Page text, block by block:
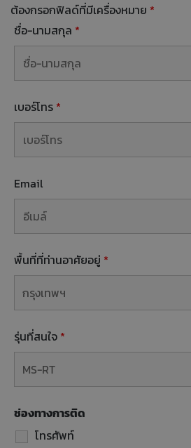
ต้องกรอกฟิลด์ที่มีเครื่องหมาย *
ชื่อ-นามสกุล *
เบอร์โทร *
Email
พื้นที่ที่ท่านอาศัยอยู่ *
รุ่นที่สนใจ *
ช่องทางการติด
โทรศัพท์